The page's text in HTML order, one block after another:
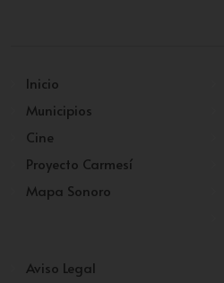
Inicio
Municipios
Cine
Proyecto Carmesí
Mapa Sonoro
Aviso Legal